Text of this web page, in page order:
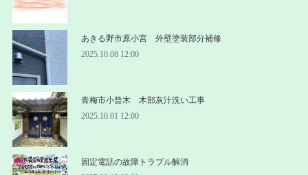
あきる野市原小宮 外壁塗装部分補修
2025.10.08 12:00
青梅市小曾木 木部灰汁洗い工事
2025.10.01 12:00
固定電話の故障トラブル解消